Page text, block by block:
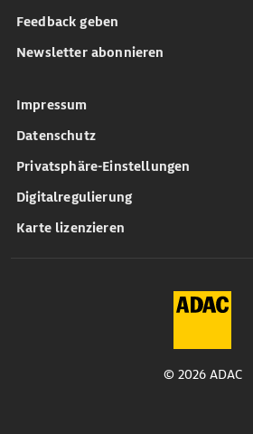
Feedback geben
Newsletter abonnieren
Impressum
Datenschutz
Privatsphäre-Einstellungen
Digitalregulierung
Karte lizenzieren
© 2026 ADAC